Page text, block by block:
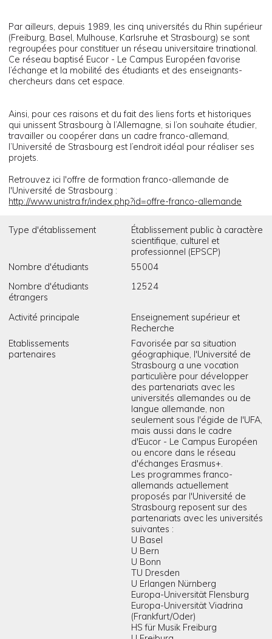
Par ailleurs, depuis 1989, les cinq universités du Rhin supérieur
(Freiburg, Basel, Mulhouse, Karlsruhe et Strasbourg) se sont
regroupées pour constituer un réseau universitaire trinational.
Ce réseau baptisé Eucor - Le Campus Européen favorise
l’échange et la mobilité des étudiants et des enseignants-
chercheurs dans cet espace.
Ainsi, pour ces raisons et du fait des liens forts et historiques
qui unissent Strasbourg à l’Allemagne, si l’on souhaite étudier,
travailler ou coopérer dans un cadre franco-allemand,
l’Université de Strasbourg est l’endroit idéal pour réaliser ses
projets.
Retrouvez ici l'offre de formation franco-allemande de
l'Université de Strasbourg :
http://www.unistra.fr/index.php?id=offre-franco-allemande
Type d'établissement
Établissement public à caractère
scientifique, culturel et
professionnel (EPSCP)
Nombre d'étudiants
55004
Nombre d'étudiants
étrangers
12524
Activité principale
Enseignement supérieur et
Recherche
Etablissements
partenaires
Favorisée par sa situation
géographique, l'Université de
Strasbourg a une vocation
particulière pour développer
des partenariats avec les
universités allemandes ou de
langue allemande, non
seulement sous l'égide de l'UFA,
mais aussi dans le cadre
d'Eucor - Le Campus Européen
ou encore dans le réseau
d'échanges Erasmus+.
Les programmes franco-
allemands actuellement
proposés par l'Université de
Strasbourg reposent sur des
partenariats avec les universités
suivantes :
U Basel
U Bern
U Bonn
TU Dresden
U Erlangen Nürnberg
Europa-Universität Flensburg
Europa-Universität Viadrina
(Frankfurt/Oder)
HS für Musik Freiburg